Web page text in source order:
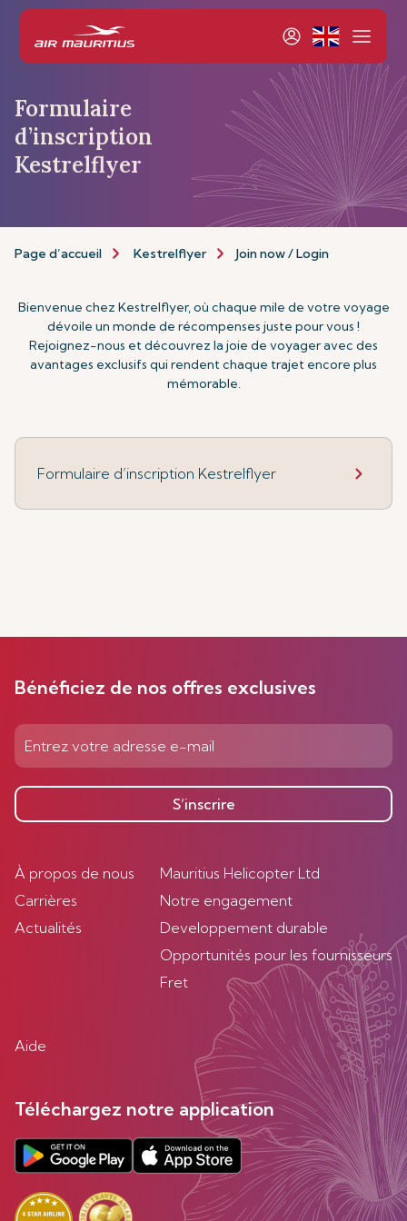
Formulaire
d’inscription
Kestrelflyer
Page d’accueil Kestrelflyer Join now / Login
Bienvenue chez Kestrelflyer, où chaque mile de votre voyage
dévoile un monde de récompenses juste pour vous !
Rejoignez-nous et découvrez la joie de voyager avec des
avantages exclusifs qui rendent chaque trajet encore plus
mémorable.
Formulaire d’inscription Kestrelflyer
Bénéficiez de nos offres exclusives
S’inscrire
À propos de nous
Carrières
Actualités
Mauritius Helicopter Ltd
Notre engagement
Developpement durable
Opportunités pour les fournisseurs
Fret
Aide
Téléchargez notre application